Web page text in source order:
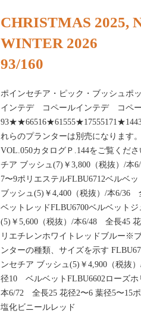
CHRISTMAS 2025,
WINTER 2026
93/160
ポインセチア・ピック・ブッシュ
インテデ コペールインテデ コペ
れらのプランターは別売になります
VOL.050カタログＰ.144をご覧くだ
チア ブッシュ(7)￥3,800（税抜）/本
7〜9ポリエステルFLBU6712ベルベ
ブッシュ(5)￥4,400（税抜）/本6/36
ベットレッドFLBU6700ベルベット
(5)￥5,600（税抜）/本6/48 全長45
リエチレンホワイトレッドブルー※
ンターの種類、サイズを示す
ンセチア ブッシュ(5)￥4,900（税抜
径10 ベルベットFLBU6602ローズホ
本6/72 全長25 花径2〜6 葉径5〜15
塩化ビニールレッド